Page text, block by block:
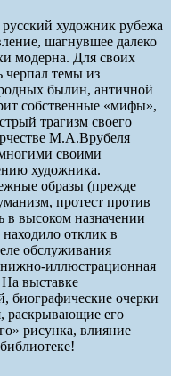
художник рубежа
шагнувшее далеко
модерна. Для своих
темы из
былин, античной
собственные «мифы»,
трагизм своего
М.А.Врубеля
своими
художника.
образы (прежде
протест против
в высоком назначении
отклик в
обслуживания
иллюстрационная
выставке
биографические очерки
раскрывающие его
рисунка, влияние